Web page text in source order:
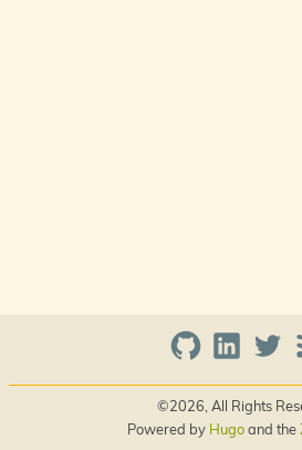
©2026, All Rights
Powered by Hugoand the